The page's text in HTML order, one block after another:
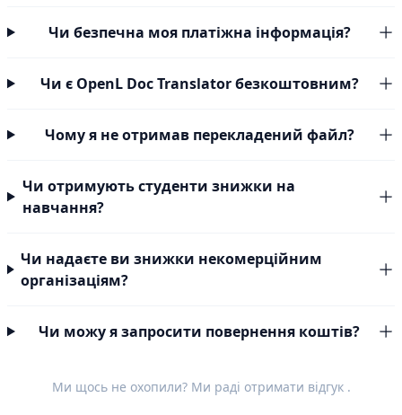
Чи безпечна моя платіжна інформація?
Чи є OpenL Doc Translator безкоштовним?
Чому я не отримав перекладений файл?
Чи отримують студенти знижки на
навчання?
Чи надаєте ви знижки некомерційним
організаціям?
Чи можу я запросити повернення коштів?
Ми щось не охопили? Ми раді отримати відгук.